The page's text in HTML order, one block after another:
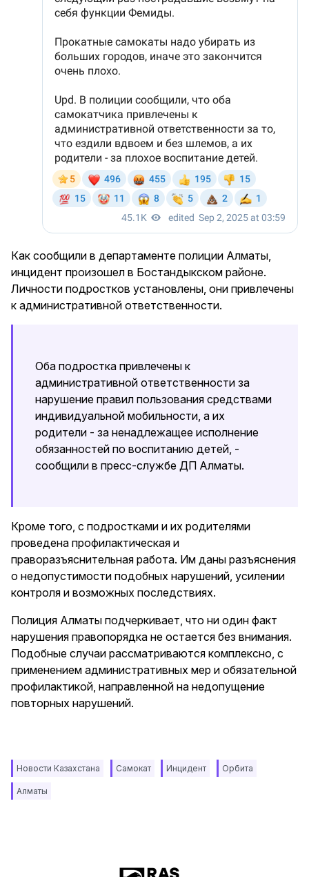
Как сообщили в департаменте полиции Алматы,
инцидент произошел в Бостандыкском районе.
Личности подростков установлены, они привлечены
к административной ответственности.
Оба подростка привлечены к
административной ответственности за
нарушение правил пользования средствами
индивидуальной мобильности, а их
родители - за ненадлежащее исполнение
обязанностей по воспитанию детей, -
сообщили в пресс-службе ДП Алматы.
Кроме того, с подростками и их родителями
проведена профилактическая и
праворазъяснительная работа. Им даны разъяснения
о недопустимости подобных нарушений, усилении
контроля и возможных последствиях.
Полиция Алматы подчеркивает, что ни один факт
нарушения правопорядка не остается без внимания.
Подобные случаи рассматриваются комплексно, с
применением административных мер и обязательной
профилактикой, направленной на недопущение
повторных нарушений.
Новости Казахстана Самокат Инцидент Орбита
Алматы